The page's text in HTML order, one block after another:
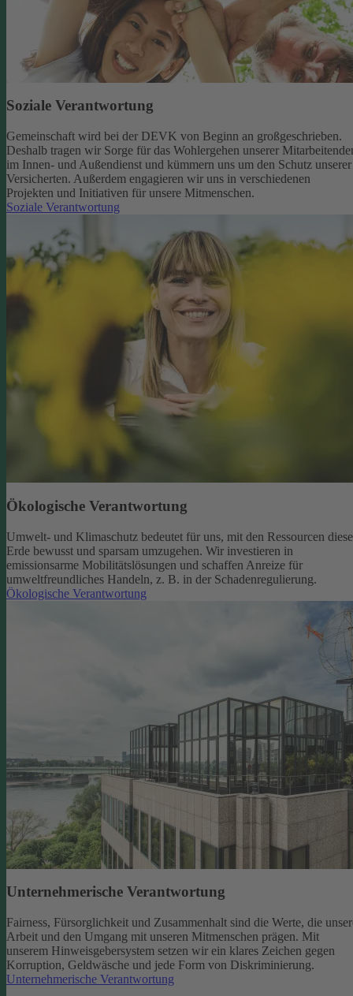
Soziale Verantwortung
Gemeinschaft wird bei der DEVK von Beginn an großgeschrieben.
Deshalb tragen wir Sorge für das Wohlergehen unserer
im Innen- und Außendienst und kümmern uns um den Schutz unserer
Versicherten. Außerdem engagieren wir uns in verschiedenen
Projekten und Initiativen für unsere Mitmenschen.
Soziale Verantwortung
Ökologische Verantwortung
Umwelt- und Klimaschutz bedeutet für uns, mit den Ressourcen
Erde bewusst und sparsam umzugehen. Wir investieren in
emissionsarme Mobilitätslösungen und schaffen Anreize für
umweltfreundliches Handeln, z. B. in der Schadenregulierung.
Ökologische Verantwortung
Unternehmerische Verantwortung
Fairness, Fürsorglichkeit und Zusammenhalt sind die Werte, die
Arbeit und den Umgang mit unseren Mitmenschen prägen. Mit
unserem Hinweisgebersystem setzen wir ein klares Zeichen gegen
Korruption, Geldwäsche und jede Form von Diskriminierung.
Unternehmerische Verantwortung